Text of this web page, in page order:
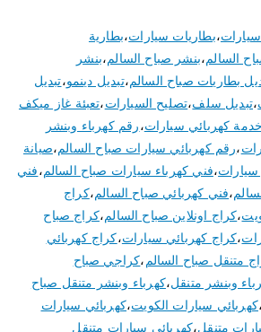
،بطاريات سيارات،بطارية
السالم،بنشر صباح السالم،بنشر
بطاريات صباح السالم،تبديل دينمو،تبديل
،تبديل سلف،تصليح السيارات،تعبئة غاز ميكف
خدمة كهربائي سيارات،رقم كهرباء وبنشر
،رقم كهربائي سيارات صباح السالم،صيانة
،فني كهرباء سيارات صباح السالم،فني
،فني كهربائي صباح السالم،كراج
،كراج اونلاين صباح السالم،كراج صباح
،كراج كهربائي سيارات،كراج كهربائي
متنقل صباح السالم،كراجي صباح
وبنشر متنقل،كهرباء وبنشر متنقل صباح
،كهربائي سيارات الكويت،كهربائي سيارات
متنقل،كهربائي سيارات متنقل